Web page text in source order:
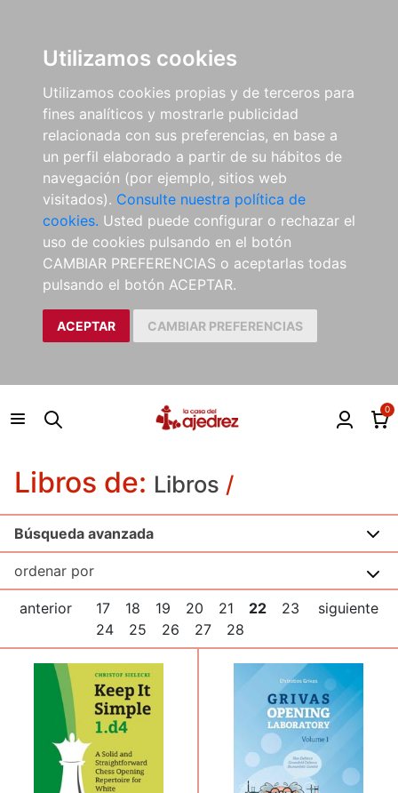
Utilizamos cookies
Utilizamos cookies propias y de terceros para
fines analíticos y mostrarle publicidad
relacionada con sus preferencias, en base a
un perfil elaborado a partir de su hábitos de
navegación (por ejemplo, sitios web
visitados). Consulte nuestra política de
cookies. Usted puede configurar o rechazar el
uso de cookies pulsando en el botón
CAMBIAR PREFERENCIAS o aceptarlas todas
pulsando el botón ACEPTAR.
ACEPTAR CAMBIAR PREFERENCIAS
0
Libros de: Libros /
Búsqueda avanzada
anterior 17 18 19 20 21 22
23
24
25 26 27 28
siguiente